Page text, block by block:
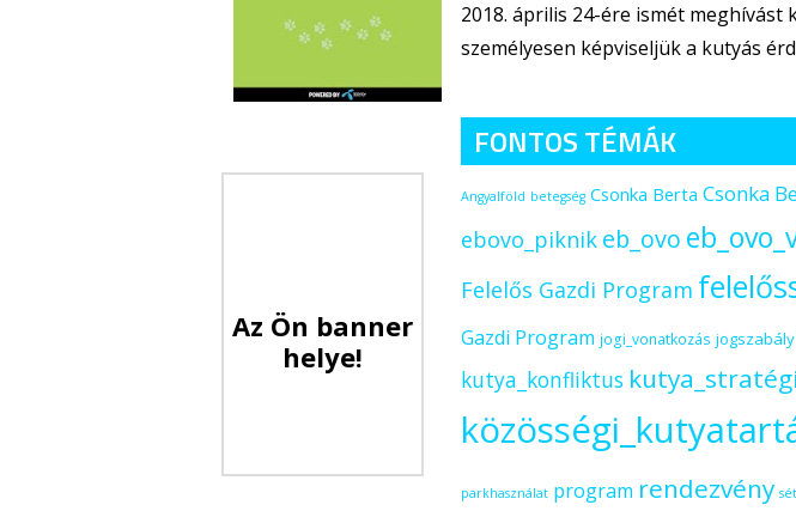
Az Ön banner
helye!
2018. április 24-ére ismét
személyesen képviseljük a kutyás
FONTOS TÉMÁK
Angyalföld betegség Csonka Berta Csonka
ebovo_piknik eb_ovo
Felelős Gazdi Program
Gazdi Program jogi_vonatkozás jogszabály
kutya_konfliktus
parkhasználat program rendezvény